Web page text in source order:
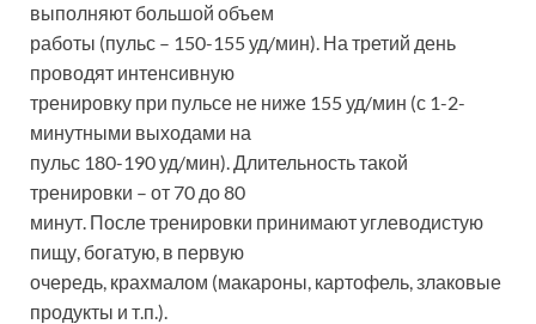
выполняют большой объем
работы (пульс – 150-155 уд/мин). На третий день
проводят интенсивную
тренировку при пульсе не ниже 155 уд/мин (с 1-2-
минутными выходами на
пульс 180-190 уд/мин). Длительность такой
тренировки – от 70 до 80
минут. После тренировки принимают углеводистую
пищу, богатую, в первую
очередь, крахмалом (макароны, картофель, злаковые
продукты и т.п.).